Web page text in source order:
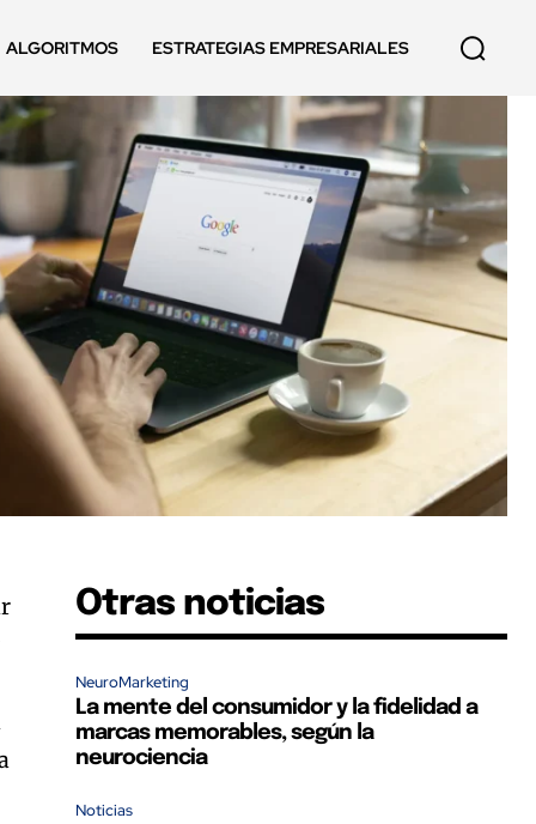
ALGORITMOS ESTRATEGIAS EMPRESARIALES
Otras noticias
NeuroMarketing
La mente del consumidor y la fidelidad a
marcas memorables, según la
neurociencia
Noticias